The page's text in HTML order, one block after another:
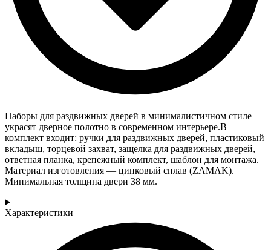
Наборы для раздвижных дверей в минималистичном стиле
украсят дверное полотно в современном интерьере.В
комплект входит: ручки для раздвижных дверей, пластиковый
вкладыш, торцевой захват, защелка для раздвижных дверей,
ответная планка, крепежный комплект, шаблон для монтажа.
Материал изготовления — цинковый сплав (ZAMAK).
Минимальная толщина двери 38 мм.
Характеристики